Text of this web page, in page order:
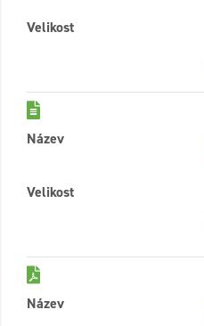
Velikost
Název
Velikost
Název